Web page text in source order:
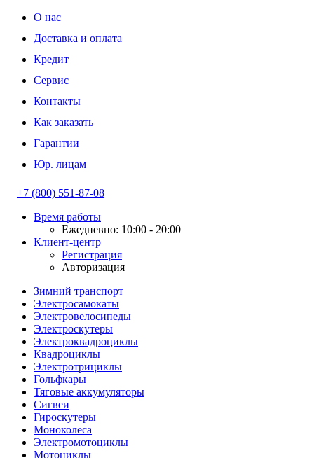
О нас
Доставка и оплата
Кредит
Сервис
Контакты
Как заказать
Гарантии
Юр. лицам
+7 (800) 551-87-08
Время работы
Ежедневно: 10:00 - 20:00
Клиент-центр
Регистрация
Авторизация
Зимний транспорт
Электросамокаты
Электровелосипеды
Электроскутеры
Электроквадроциклы
Квадроциклы
Электротрициклы
Гольфкары
Тяговые аккумуляторы
Сигвеи
Гироскутеры
Моноколеса
Электромотоциклы
Мотоциклы